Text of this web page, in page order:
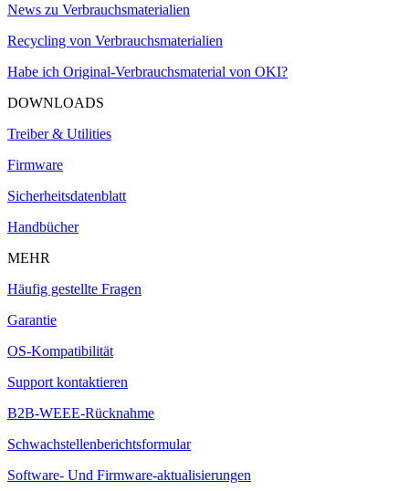
News zu Verbrauchsmaterialien
Recycling von Verbrauchsmaterialien
Habe ich Original-Verbrauchsmaterial von OKI?
DOWNLOADS
Treiber & Utilities
Firmware
Sicherheitsdatenblatt
Handbücher
MEHR
Häufig gestellte Fragen
Garantie
OS-Kompatibilität
Support kontaktieren
B2B-WEEE-Rücknahme
Schwachstellenberichtsformular
Software- Und Firmware-aktualisierungen